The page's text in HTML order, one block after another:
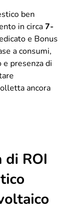
ben
in circa7-
e Bonus
a consumi,
presenza di
ancora
di ROI